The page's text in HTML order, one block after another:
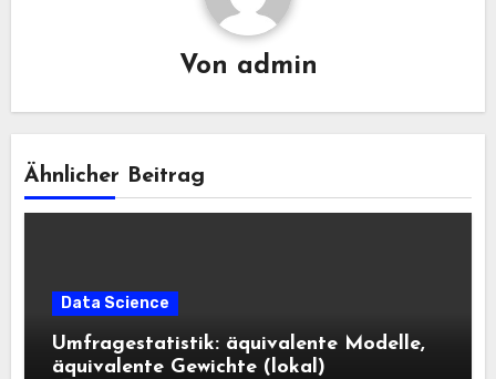
Von admin
Ähnlicher Beitrag
Data Science
Umfragestatistik: äquivalente Modelle,
äquivalente Gewichte (lokal)